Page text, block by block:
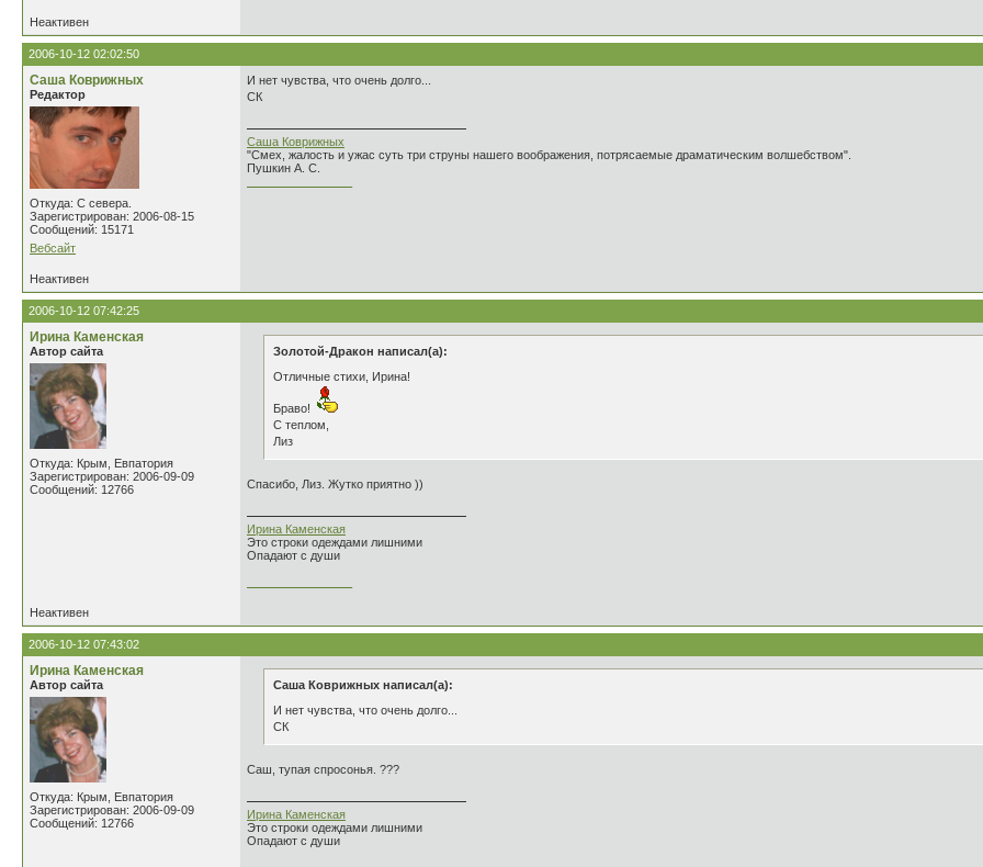
Неактивен
2006-10-12 02:02:50
Саша Коврижных
Редактор
Откуда: С севера.
Зарегистрирован: 2006-08-15
Сообщений: 15171
Вебсайт
И нет чувства, что очень долго...
СК
Саша Коврижных
"Смех, жалость и ужас суть три струны нашего воображения, потрясаемые драматическим волшебством".
Пушкин А. С.
Неактивен
2006-10-12 07:42:25
Ирина Каменская
Автор сайта
Откуда: Крым, Евпатория
Зарегистрирован: 2006-09-09
Сообщений: 12766
Золотой-Дракон написал(а):
Отличные стихи, Ирина!
Браво!
С теплом,
Лиз
Спасибо, Лиз. Жутко приятно ))
Ирина Каменская
Это строки одеждами лишними
Опадают с души
Неактивен
2006-10-12 07:43:02
Ирина Каменская
Автор сайта
Откуда: Крым, Евпатория
Зарегистрирован: 2006-09-09
Сообщений: 12766
Саша Коврижных написал(а):
И нет чувства, что очень долго...
СК
Саш, тупая спросонья. ???
Ирина Каменская
Это строки одеждами лишними
Опадают с души